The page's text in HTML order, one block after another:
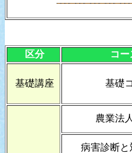
区分 コー
基礎講座 基礎
農業法
病害診断と